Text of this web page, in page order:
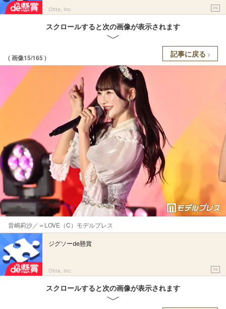
Ohte, Inc. PR
スクロールすると次の画像が表示されます
( 画像15/165 ) 記事に戻る
音嶋莉沙／＝LOVE（C）モデルプレス
ジグソーde懸賞
Ohte, Inc. PR
スクロールすると次の画像が表示されます